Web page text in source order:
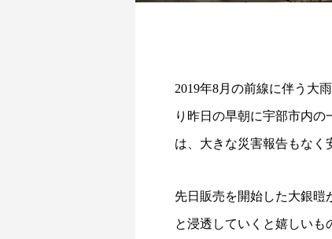
2019年8月の前線に伴う大
り昨日の早朝に宇部市内
は、大きな災害報告もなく
先日販売を開始した大銀暟
と浸透していくと嬉しいも